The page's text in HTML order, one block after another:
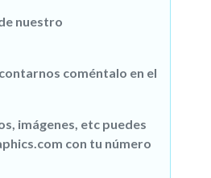
nuestro
coméntalo en el
imágenes, etc puedes
con tu número